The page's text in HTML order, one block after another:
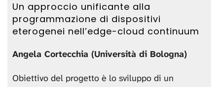
Un approccio unificante alla
programmazione di dispositivi
eterogenei nell’edge-cloud continuum
Angela Cortecchia (Università di Bologna)
Obiettivo del progetto è lo sviluppo di un